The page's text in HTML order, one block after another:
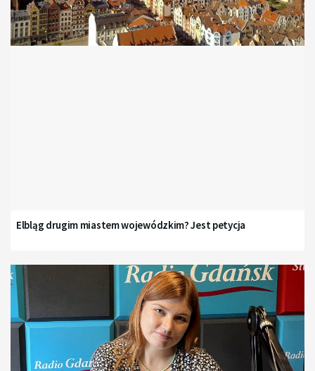
Elbląg drugim miastem wojewódzkim? Jest petycja